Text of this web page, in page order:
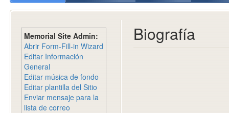
Memorial Site Admin:
Abrir Form-Fill-in Wizard
Editar Información
General
Editar música de fondo
Editar plantilla del Sitio
Enviar mensaje para la
lista de correo
Biografía